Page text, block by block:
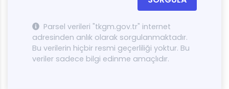
Parsel verileri "tkgm.gov.tr" internet
adresinden anlık olarak sorgulanmaktadır.
Bu verilerin hiçbir resmi geçerliliği yoktur. Bu
veriler sadece bilgi edinme amaçlıdır.